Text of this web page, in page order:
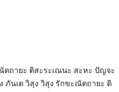
ตถายะ ติสะระเณนะ สะหะ ปัญจะ
ภันเต วิสุง วิสุง รักขะณัตถายะ ติ